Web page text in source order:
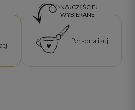
Personalizuj
NAJCZĘŚCIEJ
WYBIERANE